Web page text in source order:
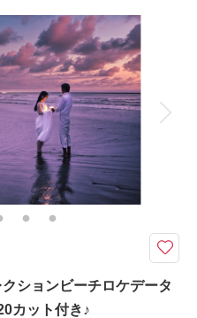
新郎衣装1着
イク 小物一式
カット 台紙付写真
挙式
レンタル ペットと撮影
！！
・撮影料・修整データ120カッ
も込のロケーションフォトプラン♪
年3月10日
ションビーチロケデータ
カット付き♪